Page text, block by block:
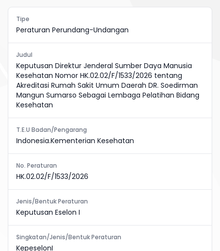
Tipe
Peraturan Perundang-Undangan
Judul
Keputusan Direktur Jenderal Sumber Daya Manusia
Kesehatan Nomor HK.02.02/F/1533/2026 tentang
Akreditasi Rumah Sakit Umum Daerah DR. Soedirman
Mangun Sumarso Sebagai Lembaga Pelatihan Bidang
Kesehatan
T.E.U Badan/Pengarang
Indonesia.Kementerian Kesehatan
No. Peraturan
HK.02.02/F/1533/2026
Jenis/Bentuk Peraturan
Keputusan Eselon I
Singkatan/Jenis/Bentuk Peraturan
KepeselonI